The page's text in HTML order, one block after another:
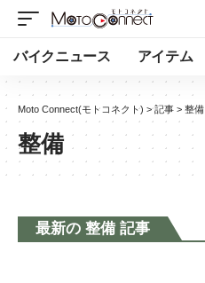
バイクニュース アイテム
Moto Connect(モトコネクト) >記事 > 整備
整備
最新の 整備 記事